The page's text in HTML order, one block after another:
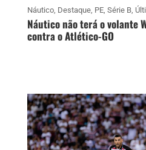
Náutico, Destaque, PE, Série B,
Náutico não terá o volante
contra o Atlético-GO